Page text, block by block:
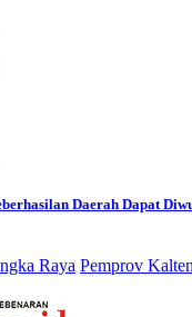
Daerah Dapat
Raya Pemprov